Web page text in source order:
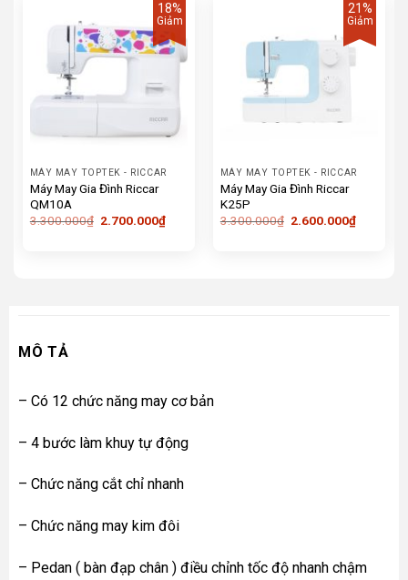
18%
Giảm
MÁY MAY TOPTEK - RICCAR
Máy May Gia Đình Riccar
QM10A
3.300.000₫ Giá
2.700.000₫Giá
hiện
21%
Giảm
MÁY MAY TOPTEK - RICCAR
Máy May Gia Đình Riccar
K25P
3.300.000₫ Giá
2.600.000₫Giá
hiện
MÔ TẢ
– Có 12 chức năng may cơ bản
– 4 bước làm khuy tự động
– Chức năng cắt chỉ nhanh
– Chức năng may kim đôi
– Pedan ( bàn đạp chân ) điều chỉnh tốc độ nhanh chậm